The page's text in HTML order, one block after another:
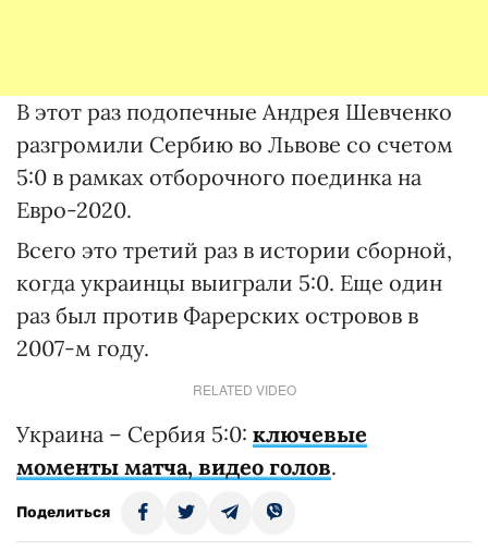
В этот раз подопечные Андрея Шевченко
разгромили Сербию во Львове со счетом
5:0 в рамках отборочного поединка на
Евро-2020.
Всего это третий раз в истории сборной,
когда украинцы выиграли 5:0. Еще один
раз был против Фарерских островов в
2007-м году.
RELATED VIDEO
Украина – Сербия 5:0: ключевые
моменты матча, видео голов.
Поделиться